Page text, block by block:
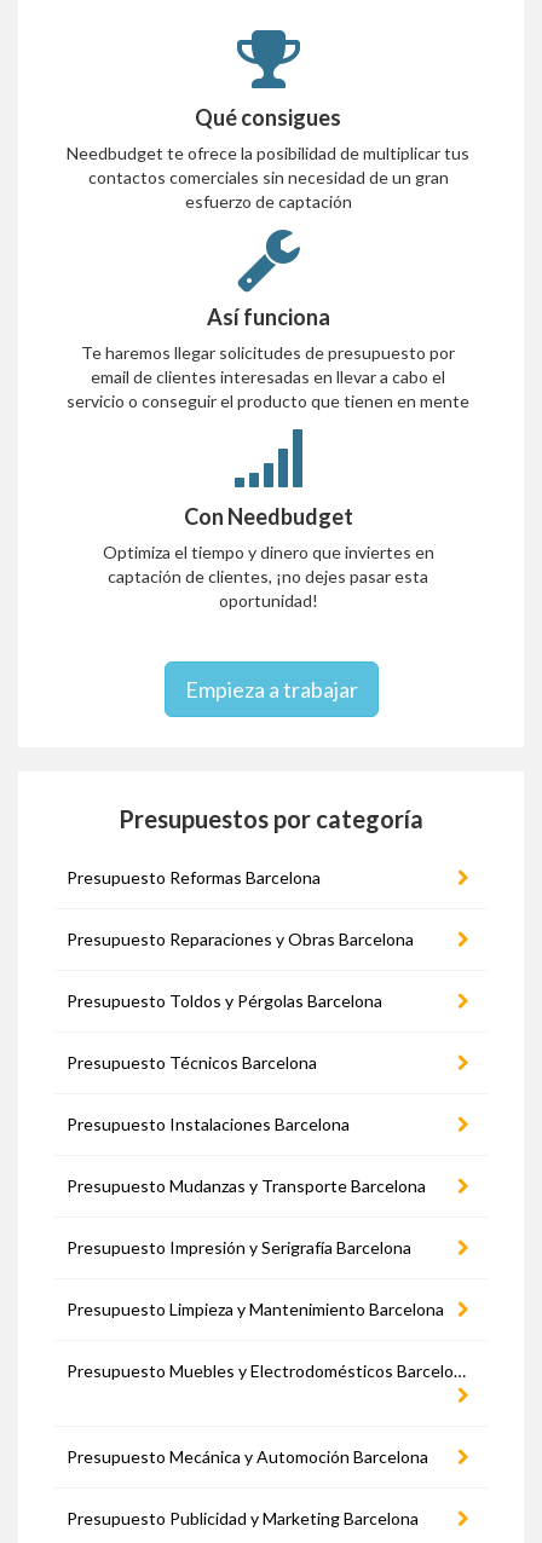
Qué consigues
Needbudget te ofrece la posibilidad de multiplicar tus
contactos comerciales sin necesidad de un gran
esfuerzo de captación
Así funciona
Te haremos llegar solicitudes de presupuesto por
email de clientes interesadas en llevar a cabo el
servicio o conseguir el producto que tienen en mente
Con Needbudget
Optimiza el tiempo y dinero que inviertes en
captación de clientes, ¡no dejes pasar esta
oportunidad!
Empieza a trabajar
Presupuestos por categoría
Presupuesto Reformas Barcelona
Presupuesto Reparaciones y Obras Barcelona
Presupuesto Toldos y Pérgolas Barcelona
Presupuesto Técnicos Barcelona
Presupuesto Instalaciones Barcelona
Presupuesto Mudanzas y Transporte Barcelona
Presupuesto Impresión y Serigrafía Barcelona
Presupuesto Limpieza y Mantenimiento Barcelona
Presupuesto Muebles y Electrodomésticos Barcelona
Presupuesto Mecánica y Automoción Barcelona
Presupuesto Publicidad y Marketing Barcelona